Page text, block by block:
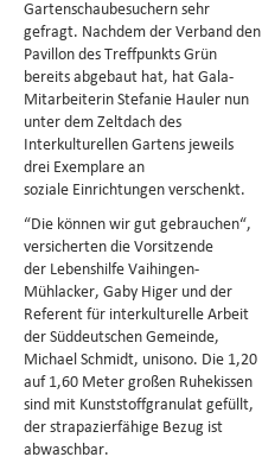
Gartenschaubesuchern sehr
gefragt. Nachdem der Verband den
Pavillon des Treffpunkts Grün
bereits abgebaut hat, hat Gala-
Mitarbeiterin Stefanie Hauler nun
unter dem Zeltdach des
Interkulturellen Gartens jeweils
drei Exemplare an
soziale Einrichtungen verschenkt.
“Die können wir gut gebrauchen“,
versicherten die Vorsitzende
der Lebenshilfe Vaihingen-
Mühlacker, Gaby Higer und der
Referent für interkulturelle Arbeit
der Süddeutschen Gemeinde,
Michael Schmidt, unisono. Die 1,20
auf 1,60 Meter großen Ruhekissen
sind mit Kunststoffgranulat gefüllt,
der strapazierfähige Bezug ist
abwaschbar.